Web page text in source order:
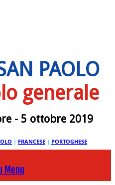
PAOLO
generale
- 5 ottobre 2019
| FRANCESE | PORTOGHESE
Menu